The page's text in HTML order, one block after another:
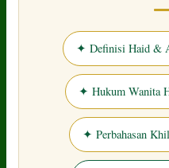
✦ Definisi Haid &
✦ Hukum Wanita
✦ Perbahasan